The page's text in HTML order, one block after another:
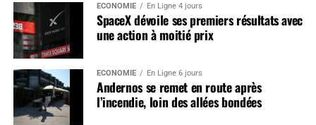
ÉCONOMIE En Ligne 4 jours
SpaceX dévoile ses premiers résultats avec
une action à moitié prix
ÉCONOMIE En Ligne 6 jours
Andernos se remet en route après
l’incendie, loin des allées bondées